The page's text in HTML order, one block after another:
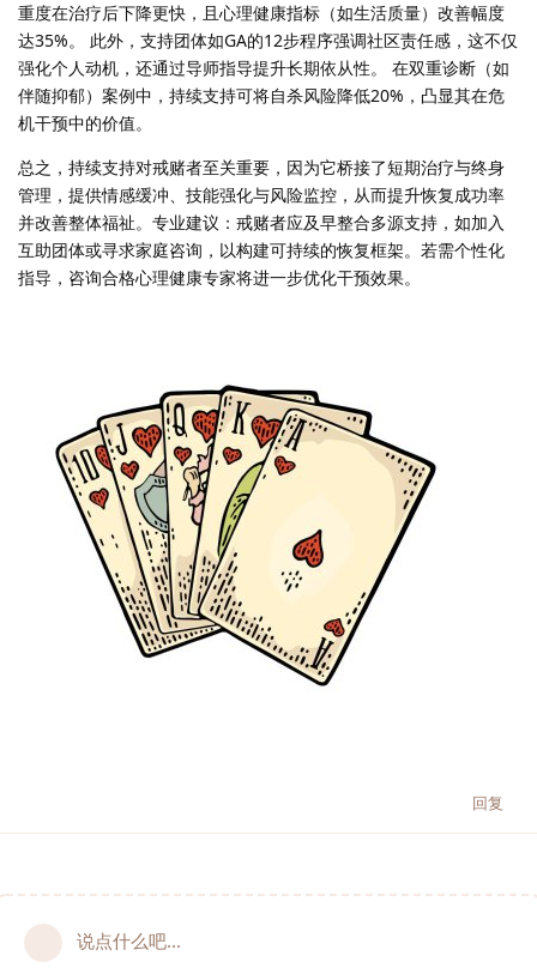
重度在治疗后下降更快，且心理健康指标（如生活质量）改善幅度
达35%。 此外，支持团体如GA的12步程序强调社区责任感，这不仅
强化个人动机，还通过导师指导提升长期依从性。 在双重诊断（如
伴随抑郁）案例中，持续支持可将自杀风险降低20%，凸显其在危
机干预中的价值。
总之，持续支持对戒赌者至关重要，因为它桥接了短期治疗与终身
管理，提供情感缓冲、技能强化与风险监控，从而提升恢复成功率
并改善整体福祉。专业建议：戒赌者应及早整合多源支持，如加入
互助团体或寻求家庭咨询，以构建可持续的恢复框架。若需个性化
指导，咨询合格心理健康专家将进一步优化干预效果。
回复
说点什么吧...